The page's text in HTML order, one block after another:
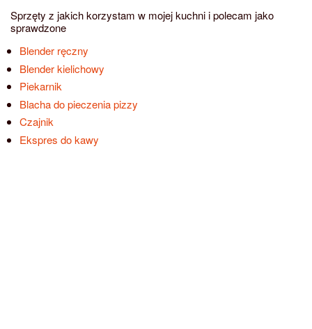
Sprzęty z jakich korzystam w mojej kuchni i polecam jako
sprawdzone
Blender ręczny
Blender kielichowy
Piekarnik
Blacha do pieczenia pizzy
Czajnik
Ekspres do kawy